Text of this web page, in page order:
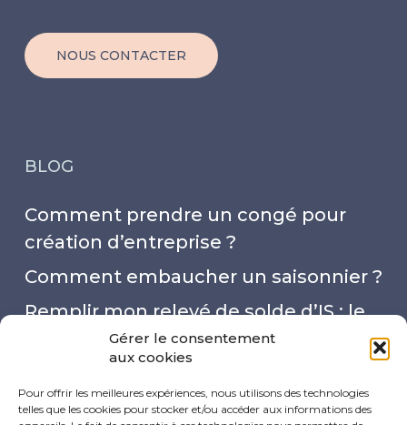
Gérer le consentement
aux cookies
Pour offrir les meilleures expériences, nous utilisons des technologies
telles que les cookies pour stocker et/ou accéder aux informations des
NOUS CONTACTER
BLOG
Comment prendre un congé pour
création d’entreprise ?
Comment embaucher un saisonnier ?
Remplir mon relevé de solde d’IS : le
mode d’emploi
Quel est le taux de cotisations des